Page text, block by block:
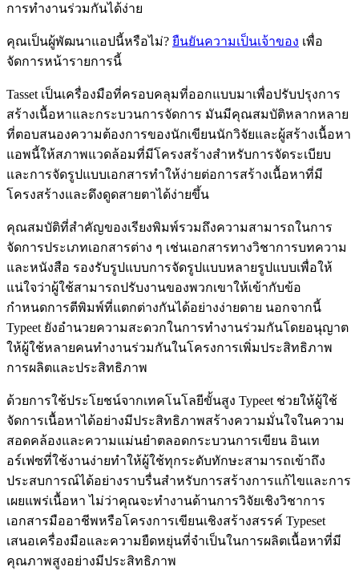
การทำงานร่วมกันได้ง่าย
คุณเป็นผู้พัฒนาแอปนี้หรือไม่? ยืนยันความเป็นเจ้าของ เพื่อ
จัดการหน้ารายการนี้
Tasset เป็นเครื่องมือที่ครอบคลุมที่ออกแบบมาเพื่อปรับปรุงการ
สร้างเนื้อหาและกระบวนการจัดการ มันมีคุณสมบัติหลากหลาย
ที่ตอบสนองความต้องการของนักเขียนนักวิจัยและผู้สร้างเนื้อหา
แอพนี้ให้สภาพแวดล้อมที่มีโครงสร้างสำหรับการจัดระเบียบ
และการจัดรูปแบบเอกสารทำให้ง่ายต่อการสร้างเนื้อหาที่มี
โครงสร้างและดึงดูดสายตาได้ง่ายขึ้น
คุณสมบัติที่สำคัญของเรียงพิมพ์รวมถึงความสามารถในการ
จัดการประเภทเอกสารต่าง ๆ เช่นเอกสารทางวิชาการบทความ
และหนังสือ รองรับรูปแบบการจัดรูปแบบหลายรูปแบบเพื่อให้
แน่ใจว่าผู้ใช้สามารถปรับงานของพวกเขาให้เข้ากับข้อ
กำหนดการตีพิมพ์ที่แตกต่างกันได้อย่างง่ายดาย นอกจากนี้
Typeet ยังอำนวยความสะดวกในการทำงานร่วมกันโดยอนุญาต
ให้ผู้ใช้หลายคนทำงานร่วมกันในโครงการเพิ่มประสิทธิภาพ
การผลิตและประสิทธิภาพ
ด้วยการใช้ประโยชน์จากเทคโนโลยีขั้นสูง Typeet ช่วยให้ผู้ใช้
จัดการเนื้อหาได้อย่างมีประสิทธิภาพสร้างความมั่นใจในความ
สอดคล้องและความแม่นยำตลอดกระบวนการเขียน อินเท
อร์เฟซที่ใช้งานง่ายทำให้ผู้ใช้ทุกระดับทักษะสามารถเข้าถึง
ประสบการณ์ได้อย่างราบรื่นสำหรับการสร้างการแก้ไขและการ
เผยแพร่เนื้อหา ไม่ว่าคุณจะทำงานด้านการวิจัยเชิงวิชาการ
เอกสารมืออาชีพหรือโครงการเขียนเชิงสร้างสรรค์ Typeset
เสนอเครื่องมือและความยืดหยุ่นที่จำเป็นในการผลิตเนื้อหาที่มี
คุณภาพสูงอย่างมีประสิทธิภาพ